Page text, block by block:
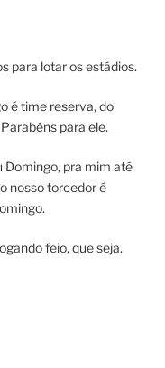
para lotar os estádios.
é time reserva, do
para ele.
Domingo, pra mim até
nosso torcedor é
feio, que seja.